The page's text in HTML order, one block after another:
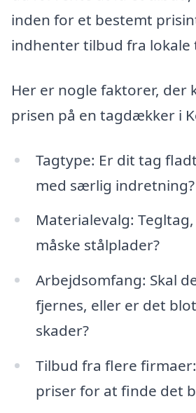
inden for et bestemt
indhenter tilbud fra
Her er nogle faktorer, der
prisen på en tagdækker i
Tagtype: Er dit tag
med særlig indretning?
Materialevalg:
måske stålplader?
Arbejdsomfang: Skal
fjernes, eller er det
skader?
Tilbud fra flere
priser for at finde det